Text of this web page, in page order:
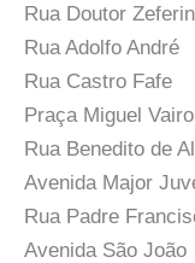
Rua Doutor
Rua Adolfo André
Rua Castro Fafe
Praça Miguel Vairo
Rua Benedito de
Avenida Major
Rua Padre
Avenida São João